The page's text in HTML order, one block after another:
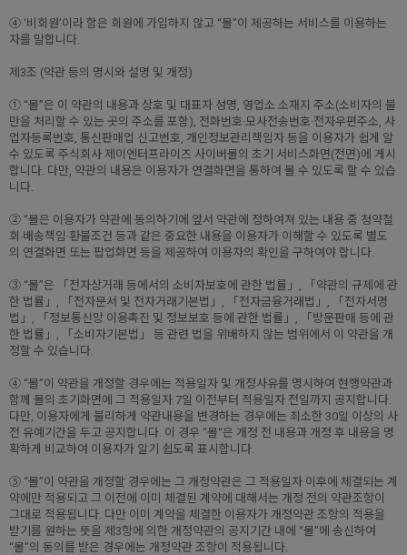
④ ‘비회원’이라 함은 회원에 가입하지 않고 “몰”이 제공하는 서비스를 이용하는
자를 말합니다.
제3조 (약관 등의 명시와 설명 및 개정)
① “몰”은 이 약관의 내용과 상호 및 대표자 성명, 영업소 소재지 주소(소비자의 불
만을 처리할 수 있는 곳의 주소를 포함), 전화번호·모사전송번호·전자우편주소, 사
업자등록번호, 통신판매업 신고번호, 개인정보관리책임자 등을 이용자가 쉽게 알
수 있도록 주식회사 제이엔터프라이즈 사이버몰의 초기 서비스화면(전면)에 게시
합니다. 다만, 약관의 내용은 이용자가 연결화면을 통하여 볼 수 있도록 할 수 있습
니다.
② “몰은 이용자가 약관에 동의하기에 앞서 약관에 정하여져 있는 내용 중 청약철
회·배송책임·환불조건 등과 같은 중요한 내용을 이용자가 이해할 수 있도록 별도
의 연결화면 또는 팝업화면 등을 제공하여 이용자의 확인을 구하여야 합니다.
③ “몰”은 「전자상거래 등에서의 소비자보호에 관한 법률」, 「약관의 규제에 관
한 법률」, 「전자문서 및 전자거래기본법」, 「전자금융거래법」, 「전자서명
법」, 「정보통신망 이용촉진 및 정보보호 등에 관한 법률」, 「방문판매 등에 관
한 법률」, 「소비자기본법」 등 관련 법을 위배하지 않는 범위에서 이 약관을 개
정할 수 있습니다.
④ “몰”이 약관을 개정할 경우에는 적용일자 및 개정사유를 명시하여 현행약관과
함께 몰의 초기화면에 그 적용일자 7일 이전부터 적용일자 전일까지 공지합니다.
다만, 이용자에게 불리하게 약관내용을 변경하는 경우에는 최소한 30일 이상의 사
전 유예기간을 두고 공지합니다. 이 경우 "몰“은 개정 전 내용과 개정 후 내용을 명
확하게 비교하여 이용자가 알기 쉽도록 표시합니다.
⑤ “몰”이 약관을 개정할 경우에는 그 개정약관은 그 적용일자 이후에 체결되는 계
약에만 적용되고 그 이전에 이미 체결된 계약에 대해서는 개정 전의 약관조항이
그대로 적용됩니다. 다만 이미 계약을 체결한 이용자가 개정약관 조항의 적용을
받기를 원하는 뜻을 제3항에 의한 개정약관의 공지기간 내에 “몰”에 송신하여
“몰”의 동의를 받은 경우에는 개정약관 조항이 적용됩니다.